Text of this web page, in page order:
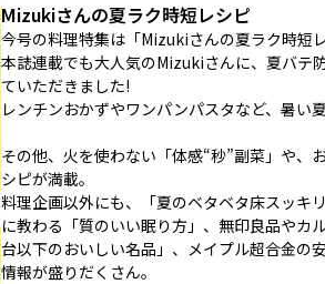
Mizukiさんの夏ラク時短レシピ
今号の料理特集は「Mizukiさんの夏ラク時短レ
本誌連載でも大人気のMizukiさんに、夏バテ
ていただきました!
レンチンおかずやワンパンパスタなど、暑い
その他、火を使わない「体感“秒”副菜」や、
シピが満載。
料理企画以外にも、「夏のベタベタ床スッキ
に教わる「質のいい眠り方」、無印良品やカ
台以下のおいしい名品」、メイプル超合金の
情報が盛りだくさん。